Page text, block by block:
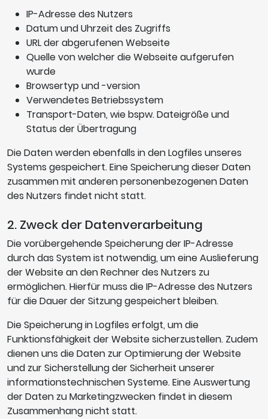
IP-Adresse des Nutzers
Datum und Uhrzeit des Zugriffs
URL der abgerufenen Webseite
Quelle von welcher die Webseite aufgerufen
wurde
Browsertyp und -version
Verwendetes Betriebssystem
Transport-Daten, wie bspw. Dateigröße und
Status der Übertragung
Die Daten werden ebenfalls in den Logfiles unseres
Systems gespeichert. Eine Speicherung dieser Daten
zusammen mit anderen personenbezogenen Daten
des Nutzers findet nicht statt.
2. Zweck der Datenverarbeitung
Die vorübergehende Speicherung der IP-Adresse
durch das System ist notwendig, um eine Auslieferung
der Website an den Rechner des Nutzers zu
ermöglichen. Hierfür muss die IP-Adresse des Nutzers
für die Dauer der Sitzung gespeichert bleiben.
Die Speicherung in Logfiles erfolgt, um die
Funktionsfähigkeit der Website sicherzustellen. Zudem
dienen uns die Daten zur Optimierung der Website
und zur Sicherstellung der Sicherheit unserer
informationstechnischen Systeme. Eine Auswertung
der Daten zu Marketingzwecken findet in diesem
Zusammenhang nicht statt.